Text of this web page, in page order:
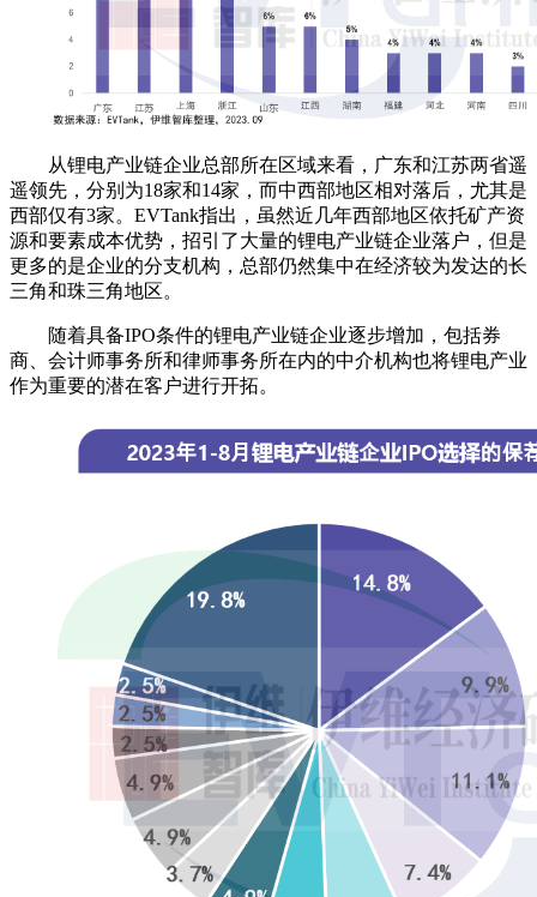
从锂电产业链企业总部所在区域来看，广东和江苏两省遥
遥领先，分别为18家和14家，而中西部地区相对落后，尤其是
西部仅有3家。EVTank指出，虽然近几年西部地区依托矿产资
源和要素成本优势，招引了大量的锂电产业链企业落户，但是
更多的是企业的分支机构，总部仍然集中在经济较为发达的长
三角和珠三角地区。
随着具备IPO条件的锂电产业链企业逐步增加，包括券
商、会计师事务所和律师事务所在内的中介机构也将锂电产业
作为重要的潜在客户进行开拓。